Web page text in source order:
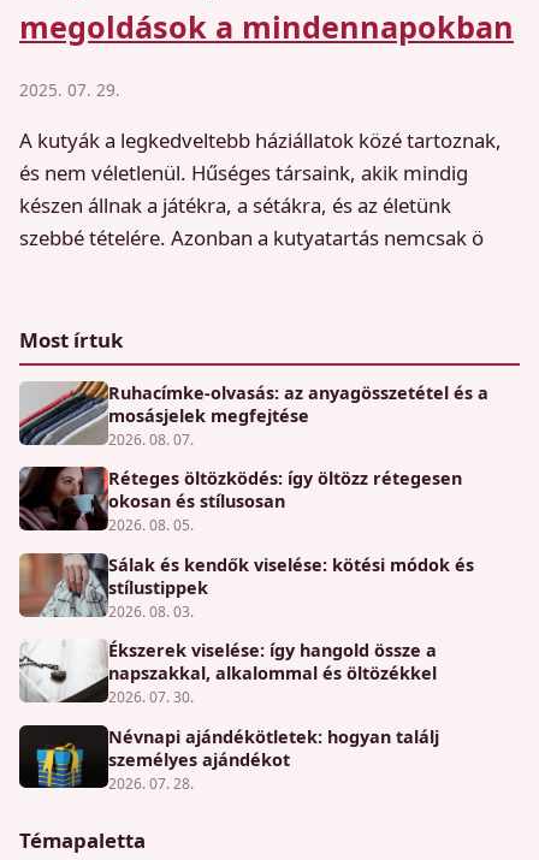
megoldások a mindennapokban
2025. 07. 29.
A kutyák a legkedveltebb háziállatok közé tartoznak,
és nem véletlenül. Hűséges társaink, akik mindig
készen állnak a játékra, a sétákra, és az életünk
szebbé tételére. Azonban a kutyatartás nemcsak ö
Most írtuk
Ruhacímke-olvasás: az anyagösszetétel és a
mosásjelek megfejtése
2026. 08. 07.
Réteges öltözködés: így öltözz rétegesen
okosan és stílusosan
2026. 08. 05.
Sálak és kendők viselése: kötési módok és
stílustippek
2026. 08. 03.
Ékszerek viselése: így hangold össze a
napszakkal, alkalommal és öltözékkel
2026. 07. 30.
Névnapi ajándékötletek: hogyan találj
személyes ajándékot
2026. 07. 28.
Témapaletta